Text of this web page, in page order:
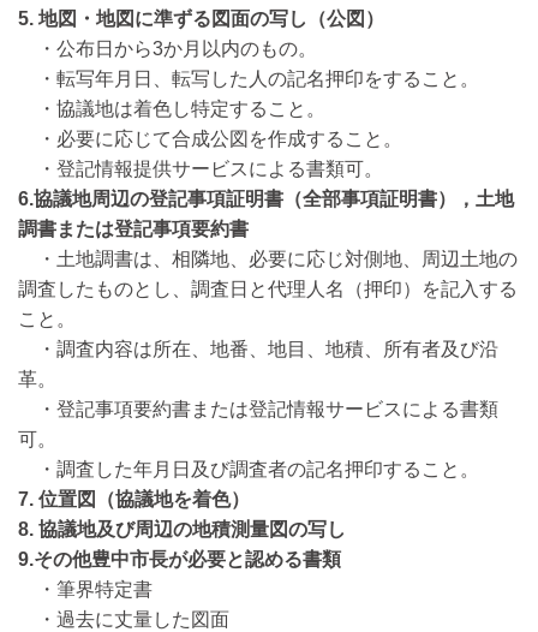
5. 地図・地図に準ずる図面の写し（公図）
・公布日から3か月以内のもの。
・転写年月日、転写した人の記名押印をすること。
・協議地は着色し特定すること。
・必要に応じて合成公図を作成すること。
・登記情報提供サービスによる書類可。
6.協議地周辺の登記事項証明書（全部事項証明書），土地
調書または登記事項要約書
・土地調書は、相隣地、必要に応じ対側地、周辺土地の
調査したものとし、調査日と代理人名（押印）を記入する
こと。
・調査内容は所在、地番、地目、地積、所有者及び沿
革。
・登記事項要約書または登記情報サービスによる書類
可。
・調査した年月日及び調査者の記名押印すること。
7. 位置図（協議地を着色）
8. 協議地及び周辺の地積測量図の写し
9.その他豊中市長が必要と認める書類
・筆界特定書
・過去に丈量した図面